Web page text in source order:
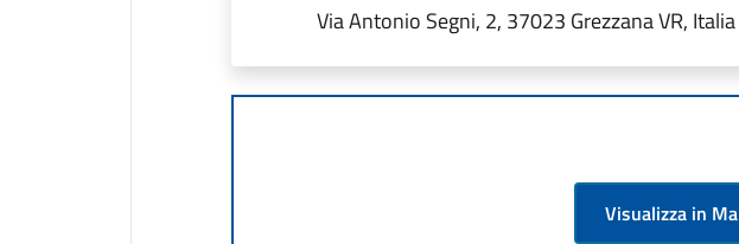
Via Antonio Segni, 2, 37023 Grezzana VR, Italia
Visualizza in